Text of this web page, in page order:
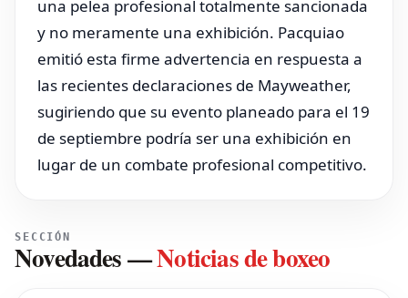
una pelea profesional totalmente sancionada
y no meramente una exhibición. Pacquiao
emitió esta firme advertencia en respuesta a
las recientes declaraciones de Mayweather,
sugiriendo que su evento planeado para el 19
de septiembre podría ser una exhibición en
lugar de un combate profesional competitivo.
SECCIÓN
Novedades—Noticias de boxeo